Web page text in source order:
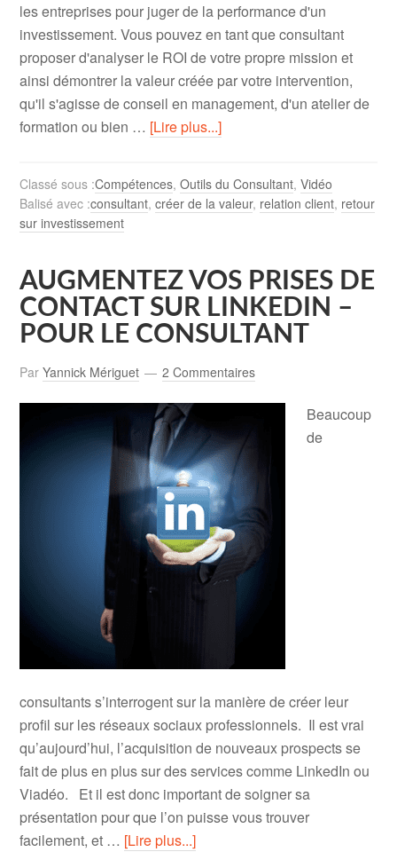
les entreprises pour juger de la performance d'un
investissement. Vous pouvez en tant que consultant
proposer d'analyser le ROI de votre propre mission et
ainsi démontrer la valeur créée par votre intervention,
qu'il s'agisse de conseil en management, d'un atelier de
formation ou bien … [Lire plus...]
Classé sous :Compétences,Outils du Consultant,Vidéo
Balisé avec :consultant,créer de la valeur, relation client, retour
sur investissement
AUGMENTEZ VOS PRISES DE
CONTACT SUR LINKEDIN –
POUR LE CONSULTANT
ParYannick Mériguet 2 Commentaires
Beaucoup
de
consultants s’interrogent sur la manière de créer leur
profil sur les réseaux sociaux professionnels. Il est vrai
qu’aujourd’hui, l’acquisition de nouveaux prospects se
fait de plus en plus sur des services comme LinkedIn ou
Viadéo. Et il est donc important de soigner sa
présentation pour que l’on puisse vous trouver
facilement, et … [Lire plus...]